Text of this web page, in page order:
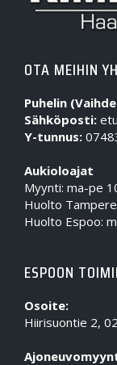
OTA MEIHIN
Puhelin
Sähköposti:
Y-tunnus:
Aukioloajat
Myynti: ma-pe
Huolto
Huolto Espoo:
ESPOON
Osoite:
Hiirisuontie 2,